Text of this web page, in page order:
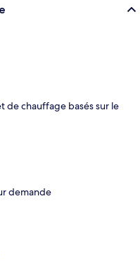
de chauffage basés sur le
demande